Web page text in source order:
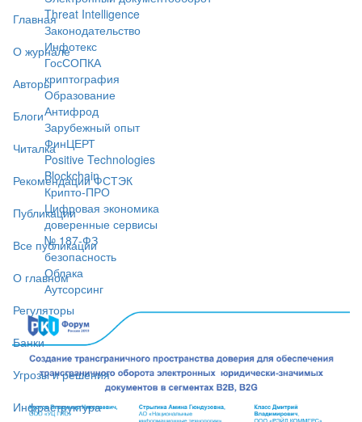
Главная
О журнале
Авторы
Блоги
Читалка
Рекомендации ФСТЭК
Публикации
Все публикации
О главном
Регуляторы
Банки
Угрозы и решения
Инфраструктура
Threat Intelligence
Законодательство
Инфотекс
ГосСОПКА
криптография
Образование
Антифрод
Зарубежный опыт
ФинЦЕРТ
Positive Technologies
Blockchain
Крипто-ПРО
Цифровая экономика
доверенные сервисы
№ 187-ФЗ
безопасность
Облака
Аутсорсинг